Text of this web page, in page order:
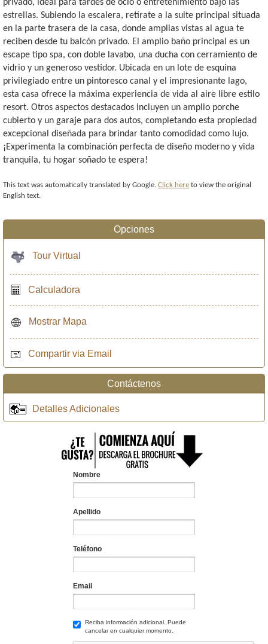
privado, ideal para tardes de ocio o entretenimiento bajo las
estrellas. Subiendo la escalera, retírate a la suite principal situada
en la parte trasera de la casa, donde amplias vistas al agua te
reciben desde tu balcón privado. El amplio baño principal es un
escape tipo spa, con doble lavabo, una ducha con cerramiento de
vidrio y un generoso vestidor. Ubicada en un lote de esquina
privilegiado entre un pintoresco canal y el impresionante lago,
esta casa ofrece la máxima experiencia de vida al aire libre estilo
resort. Otros aspectos destacados incluyen un amplio porche
cubierto y un garaje para dos autos, completando esta propiedad
excepcional diseñada para brindar tanto comodidad como lujo.
¡Experimenta la combinación perfecta de diseño moderno y vida
tranquila, tu hogar soñado te espera!
This text was automatically translated by Google. Click here to view the original
English text.
Opciones
Tour Virtual
Calculadora
Mostrar Mapa
Compartir via Email
Contáctenos
Detalles Adicionales
Nombre
Apellido
Teléfono
Email
Reciba información adicional. Puede
cancelar en cualquier momento.